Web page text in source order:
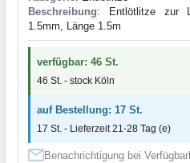
Beschreibung: Entlötlitze zur
1.5mm, Länge 1.5m
verfügbar: 46 St.
46 St. - stock Köln
auf Bestellung: 17 St.
17 St. - Lieferzeit 21-28 Tag (e)
Benachrichtigung bei